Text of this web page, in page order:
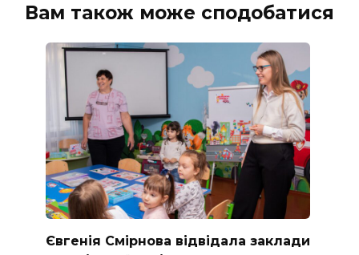
Вам також може сподобатися
Євгенія Смірнова відвідала заклади